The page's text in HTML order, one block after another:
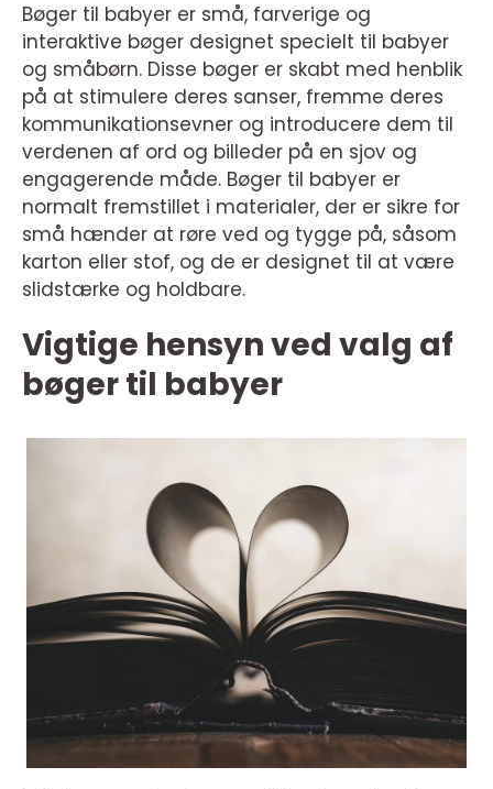
Bøger til babyer er små, farverige og
interaktive bøger designet specielt til babyer
og småbørn. Disse bøger er skabt med henblik
på at stimulere deres sanser, fremme deres
kommunikationsevner og introducere dem til
verdenen af ord og billeder på en sjov og
engagerende måde. Bøger til babyer er
normalt fremstillet i materialer, der er sikre for
små hænder at røre ved og tygge på, såsom
karton eller stof, og de er designet til at være
slidstærke og holdbare.
Vigtige hensyn ved valg af
bøger til babyer